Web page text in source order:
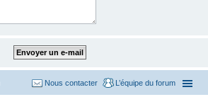
L’équipe du forum
Nous contacter